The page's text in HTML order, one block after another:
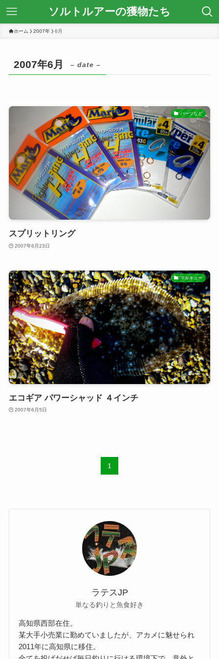
ソルトルアーの獲物たち
ホーム 2007年 6月
2007年6月 – date –
パーツなど
スプリットリング
2007年6月23日
マルキュー
エコギア パワーシャッド ４インチ
2007年6月5日
1
ラテスJP
単なる釣りと魚食好き
高知県西部在住。
某大手小売業に勤めていましたが、アカメに魅せられ
2011年に高知県に移住。